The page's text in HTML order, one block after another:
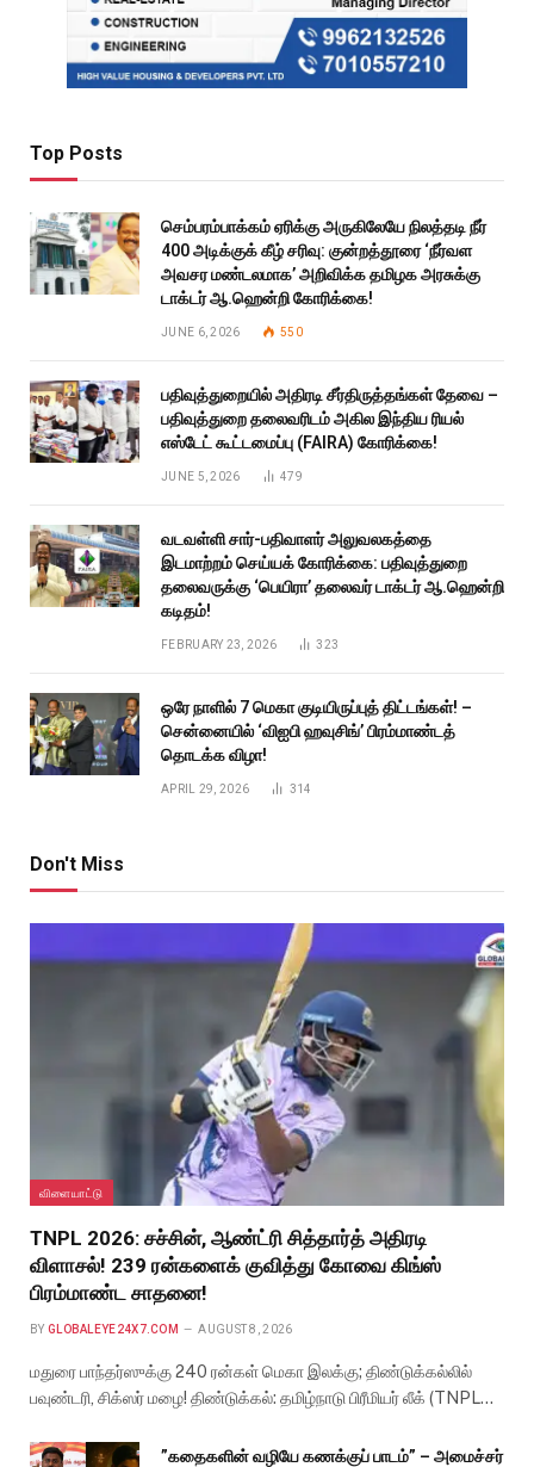
Top Posts
செம்பரம்பாக்கம் ஏரிக்கு அருகிலேயே நிலத்தடி நீர்
400 அடிக்குக் கீழ் சரிவு: குன்றத்தூரை ‘நீர்வள
அவசர மண்டலமாக’ அறிவிக்க தமிழக அரசுக்கு
டாக்டர் ஆ.ஹென்றி கோரிக்கை!
JUNE 6, 2026 550
பதிவுத்துறையில் அதிரடி சீர்திருத்தங்கள் தேவை –
பதிவுத்துறை தலைவரிடம் அகில இந்திய ரியல்
எஸ்டேட் கூட்டமைப்பு (FAIRA) கோரிக்கை!
JUNE 5, 2026 479
வடவள்ளி சார்-பதிவாளர் அலுவலகத்தை
இடமாற்றம் செய்யக் கோரிக்கை: பதிவுத்துறை
தலைவருக்கு ‘பெயிரா’ தலைவர் டாக்டர் ஆ.ஹென்றி
கடிதம்!
FEBRUARY 23, 2026 323
ஒரே நாளில் 7 மெகா குடியிருப்புத் திட்டங்கள்! –
சென்னையில் ‘விஐபி ஹவுசிங்’ பிரம்மாண்டத்
தொடக்க விழா!
APRIL 29, 2026 314
Don't Miss
விளையாட்டு
TNPL 2026: சச்சின், ஆண்ட்ரி சித்தார்த் அதிரடி
விளாசல்! 239 ரன்களைக் குவித்து கோவை கிங்ஸ்
பிரம்மாண்ட சாதனை!
BY GLOBALEYE24X7.COM AUGUST 8, 2026
மதுரை பாந்தர்ஸுக்கு 240 ரன்கள் மெகா இலக்கு; திண்டுக்கல்லில்
பவுண்டரி, சிக்ஸர் மழை! திண்டுக்கல்: தமிழ்நாடு பிரீமியர் லீக் (TNPL…
”கதைகளின் வழியே கணக்குப் பாடம்” – அமைச்சர்